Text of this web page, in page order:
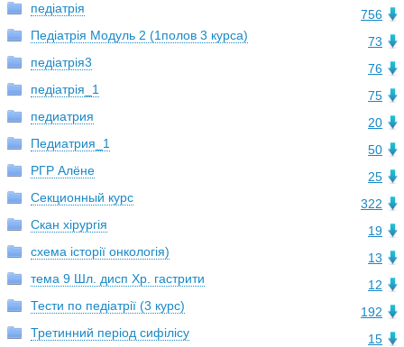
756
педіатрія
73
Педіатрія Модуль 2 (1полов 3 курса)
76
педіатрія3
75
педіатрія_1
20
педиатрия
50
Педиатрия_1
25
РГР Алёне
322
Секционный курс
19
Скан хірургія
13
схема історії онкологія)
12
тема 9 Шл. дисп Хр. гастрити
192
Тести по педіатрії (3 курс)
15
Третинний період сифілісу